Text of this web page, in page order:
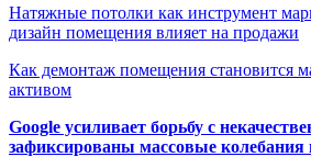
Натяжные потолки как инструмент
дизайн помещения влияет на продажи
Как демонтаж помещения становится
активом
Google усиливает борьбу с
зафиксированы массовые колебания